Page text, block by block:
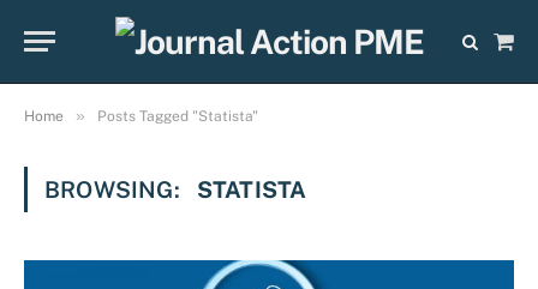
Cart
Home » Posts Tagged "Statista"
BROWSING: STATISTA